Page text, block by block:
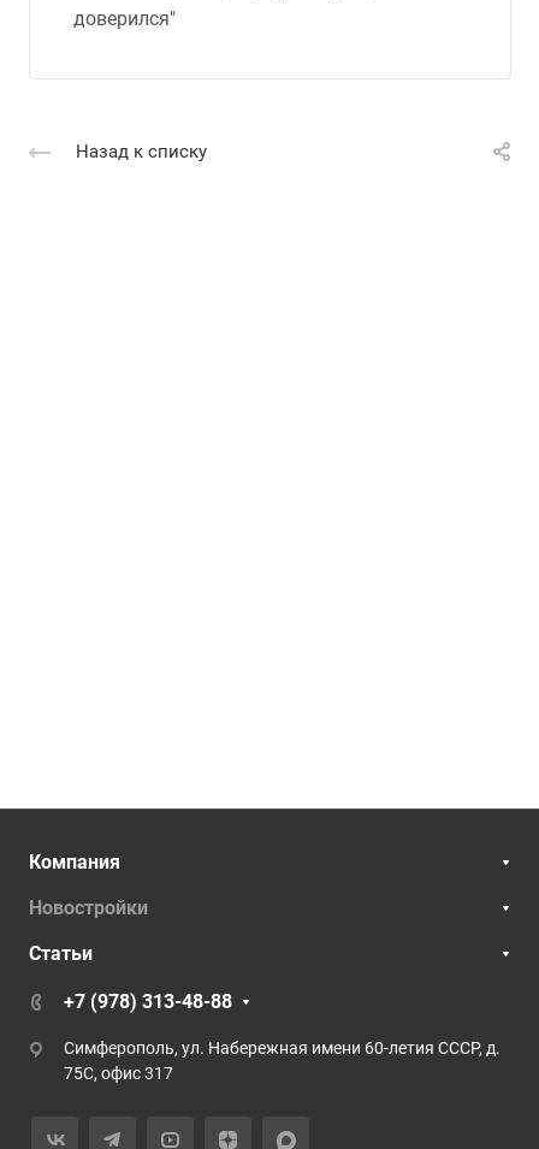
доверился"
Назад к списку
Компания
Новостройки
Статьи
+7 (978) 313-48-88
Симферополь, ул. Набережная имени 60-летия СССР, д.
75С, офис 317